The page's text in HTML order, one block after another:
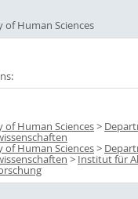
of Human Sciences
of Human Sciences>
of Human Sciences>
> Institut für